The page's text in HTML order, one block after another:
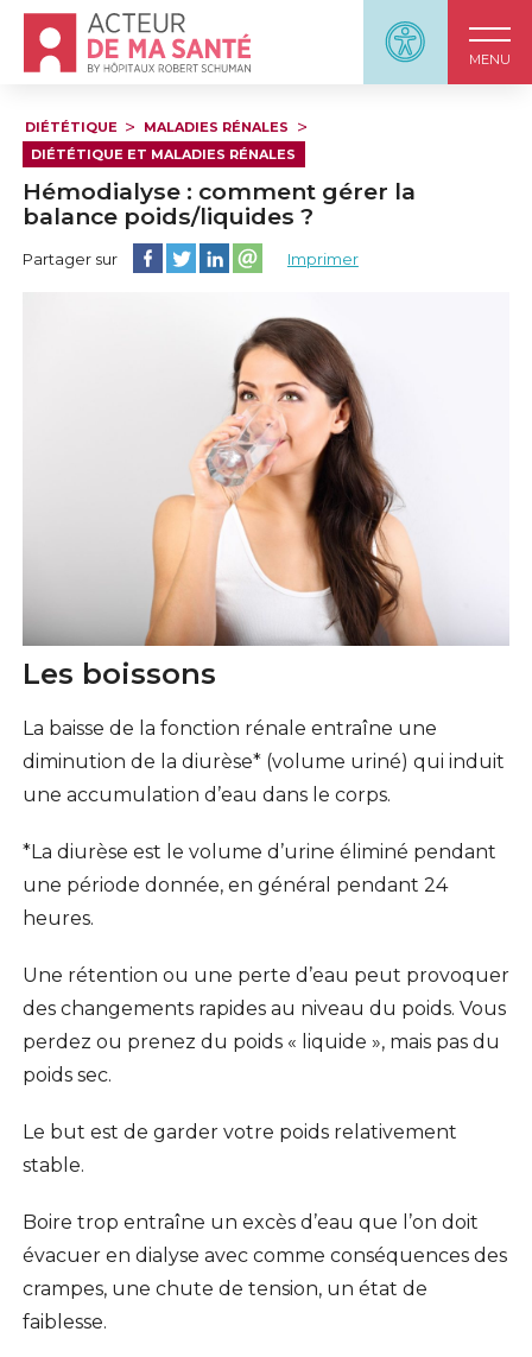
Panneau
MENU
Accueil - Acteur de ma santé, by HôpitauxRobert
DIÉTÉTIQUE
MALADIES RÉNALES
DIÉTÉTIQUE ET MALADIES RÉNALES
Hémodialyse : comment gérer la
balance poids/liquides ?
Partager sur Partager cette page sur Facebook
Partager cette page sur Twitter
Partager cette page sur LinkedIn
Partager cette page sur email
Imprimer
Les boissons
La baisse de la fonction rénale entraîne une
diminution de la diurèse* (volume uriné) qui induit
une accumulation d’eau dans le corps.
*La diurèse est le volume d’urine éliminé pendant
une période donnée, en général pendant 24
heures.
Une rétention ou une perte d’eau peut provoquer
des changements rapides au niveau du poids. Vous
perdez ou prenez du poids « liquide », mais pas du
poids sec.
Le but est de garder votre poids relativement
stable.
Boire trop entraîne un excès d’eau que l’on doit
évacuer en dialyse avec comme conséquences des
crampes, une chute de tension, un état de
faiblesse.